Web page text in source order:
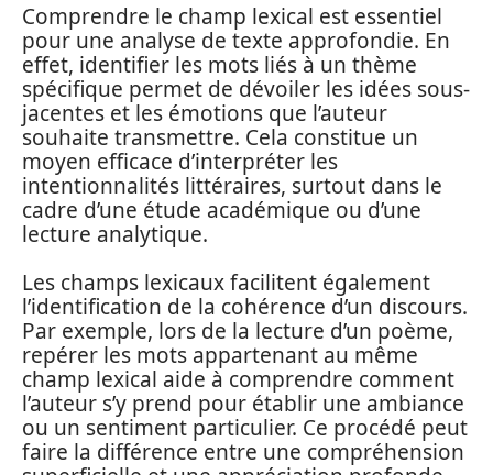
Comprendre le champ lexical est essentiel
pour une analyse de texte approfondie. En
effet, identifier les mots liés à un thème
spécifique permet de dévoiler les idées sous-
jacentes et les émotions que l’auteur
souhaite transmettre. Cela constitue un
moyen efficace d’interpréter les
intentionnalités littéraires, surtout dans le
cadre d’une étude académique ou d’une
lecture analytique.
Les champs lexicaux facilitent également
l’identification de la cohérence d’un discours.
Par exemple, lors de la lecture d’un poème,
repérer les mots appartenant au même
champ lexical aide à comprendre comment
l’auteur s’y prend pour établir une ambiance
ou un sentiment particulier. Ce procédé peut
faire la différence entre une compréhension